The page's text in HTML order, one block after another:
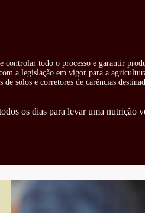
todo o processo e garantir
a legislação em vigor para a
solos e corretores de carências
os dias para levar uma nutrição